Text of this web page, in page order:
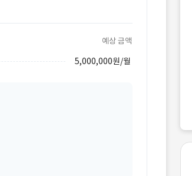
예상 금액
5,000,000원/월